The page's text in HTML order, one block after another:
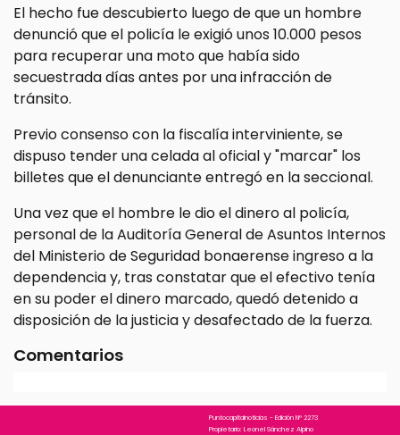
El hecho fue descubierto luego de que un hombre
denunció que el policía le exigió unos 10.000 pesos
para recuperar una moto que había sido
secuestrada días antes por una infracción de
tránsito.
Previo consenso con la fiscalía interviniente, se
dispuso tender una celada al oficial y "marcar" los
billetes que el denunciante entregó en la seccional.
Una vez que el hombre le dio el dinero al policía,
personal de la Auditoría General de Asuntos Internos
del Ministerio de Seguridad bonaerense ingreso a la
dependencia y, tras constatar que el efectivo tenía
en su poder el dinero marcado, quedó detenido a
disposición de la justicia y desafectado de la fuerza.
Comentarios
Puntocapitalnoticias - Edición N° 2273
Propietario: Leonel Sánchez Alpino